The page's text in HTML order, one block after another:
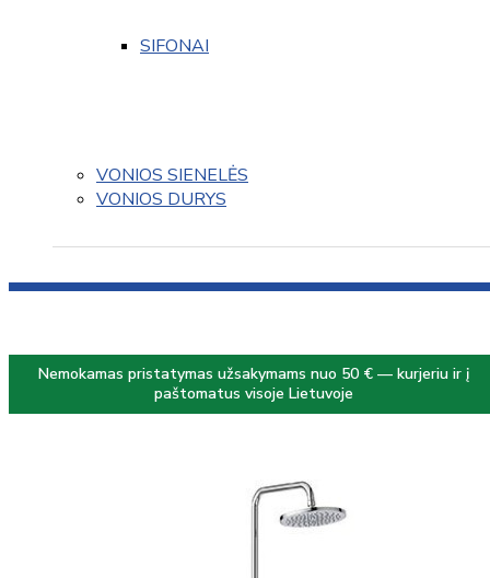
SIFONAI
VONIOS SIENELĖS
VONIOS DURYS
Nemokamas pristatymas užsakymams nuo 50 € — kurjeriu ir į
paštomatus visoje Lietuvoje